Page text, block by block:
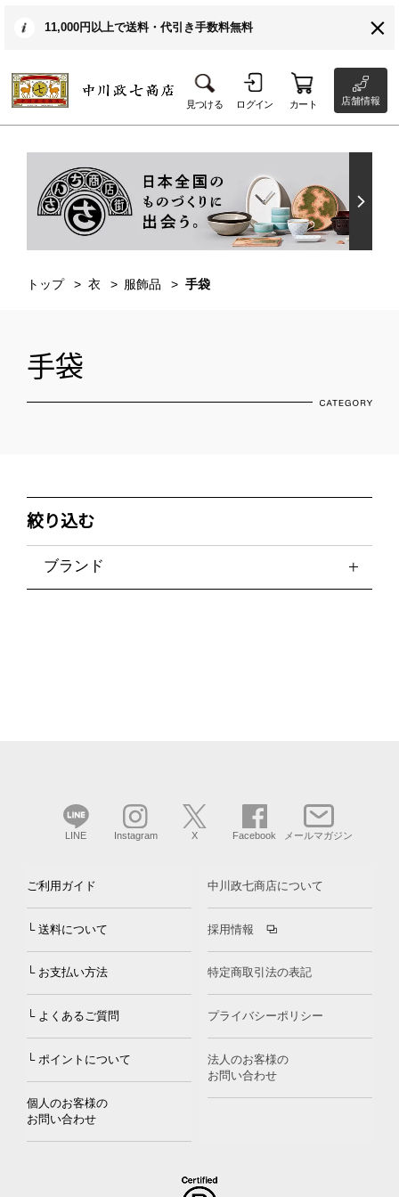
11,000円以上で送料・代引き手数料無料
見つける ログイン カート 店舗情報
トップ 衣 服飾品 手袋
手袋
絞り込む
ブランド
LINE Instagram X Facebook メールマガジン
ご利用ガイド
└ 送料について
└ お支払い方法
└ よくあるご質問
└ ポイントについて
個人のお客様の
お問い合わせ
中川政七商店について
採用情報
特定商取引法の表記
プライバシーポリシー
法人のお客様の
お問い合わせ